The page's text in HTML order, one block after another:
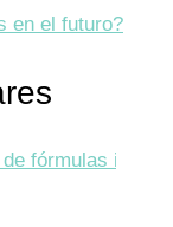
en el futuro?